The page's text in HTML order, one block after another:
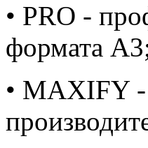
• PRO -
формата
• MAXIFY